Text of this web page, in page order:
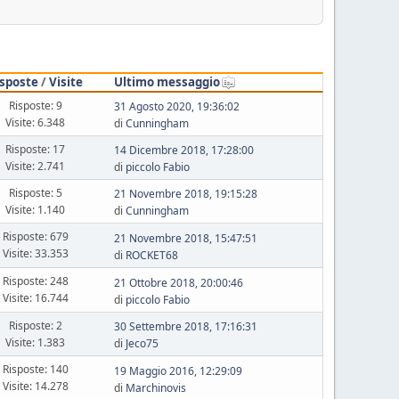
/Visite Ultimo messaggio
Risposte: 9
Visite: 6.348
31 Agosto 2020, 19:36:02
di Cunningham
Risposte: 17
Visite: 2.741
14 Dicembre 2018, 17:28:00
di piccolo Fabio
Risposte: 5
Visite: 1.140
21 Novembre 2018, 19:15:28
di Cunningham
Risposte: 679
Visite: 33.353
21 Novembre 2018, 15:47:51
di ROCKET68
Risposte: 248
Visite: 16.744
21 Ottobre 2018, 20:00:46
di piccolo Fabio
Risposte: 2
Visite: 1.383
30 Settembre 2018, 17:16:31
di Jeco75
Risposte: 140
Visite: 14.278
19 Maggio 2016, 12:29:09
di Marchinovis